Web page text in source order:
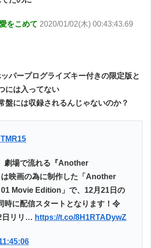
をこめて 2020/01/02(木) 00:43:43.69
パープログライズキー付きの限定版と
には入ってない
盤には収録されるんじゃないのか？
劇場で流れる『Another
映画の為に制作した「Another
Movie Edition」で、12月21日の
時に配信スタートとなります！令
日リリ… https://t.co/8H1RTADywZ